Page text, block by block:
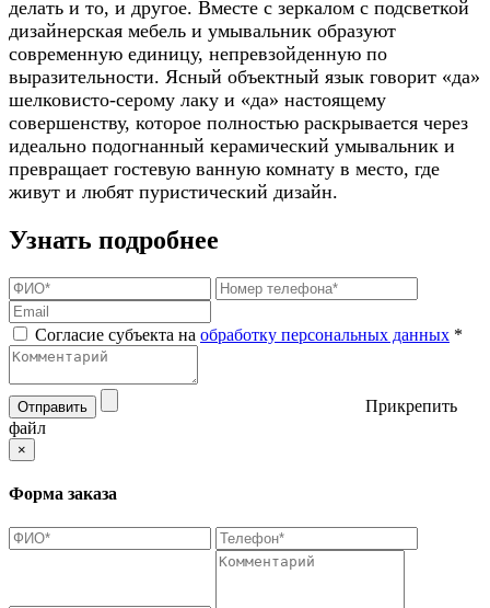
делать и то, и другое. Вместе с зеркалом с подсветкой
дизайнерская мебель и умывальник образуют
современную единицу, непревзойденную по
выразительности. Ясный объектный язык говорит «да»
шелковисто-серому лаку и «да» настоящему
совершенству, которое полностью раскрывается через
идеально подогнанный керамический умывальник и
превращает гостевую ванную комнату в место, где
живут и любят пуристический дизайн.
Узнать подробнее
Согласие субъекта на обработку персональных данных *
Отправить
Прикрепить
файл
×
Форма заказа